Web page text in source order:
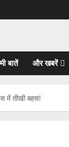
बातें और खबरें
में तीखी बहस!